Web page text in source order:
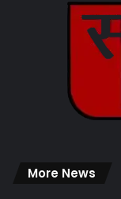
More News